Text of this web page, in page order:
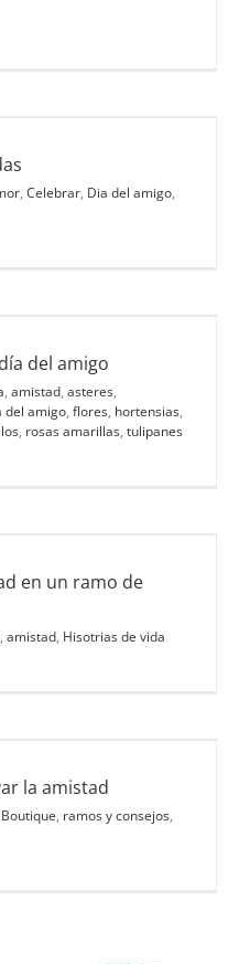
, Celebrar, Dia del amigo,
del amigo
, amistad, asteres,
del amigo, flores, hortensias,
, rosas amarillas, tulipanes
en un ramo de
, amistad, Hisotrias de vida
la amistad
, ramos y consejos,